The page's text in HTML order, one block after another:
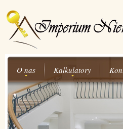
O nas Kalkulatory